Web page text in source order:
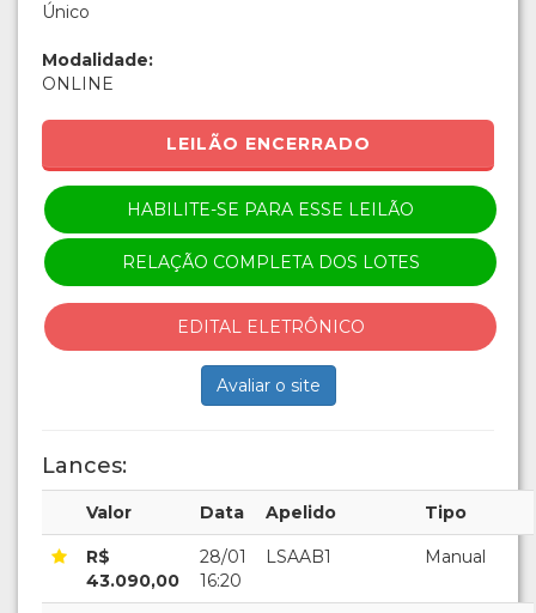
Único
Modalidade:
ONLINE
LEILÃO ENCERRADO
HABILITE-SE PARA ESSE LEILÃO
RELAÇÃO COMPLETA DOS LOTES
EDITAL ELETRÔNICO
Avaliar o site
Lances:
Valor Data Apelido Tipo
R$
43.090,00
28/01
16:20
LSAAB1 Manual